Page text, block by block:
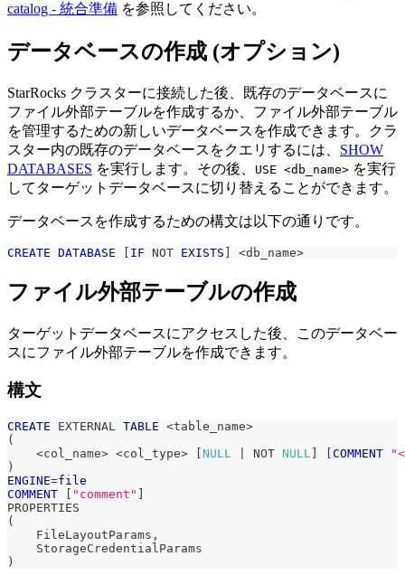
catalog - 統合準備 を参照してください。
データベースの作成 (オプション)
StarRocks クラスターに接続した後、既存のデータベースに
ファイル外部テーブルを作成するか、ファイル外部テーブル
を管理するための新しいデータベースを作成できます。クラ
スター内の既存のデータベースをクエリするには、 SHOW
DATABASES を実行します。その後、 USE <db_name> を実行
してターゲットデータベースに切り替えることができます。
データベースを作成するための構文は以下の通りです。
CREATE DATABASE IF NOT EXISTS <db_name>
ファイル外部テーブルの作成
ターゲットデータベースにアクセスした後、このデータベー
スにファイル外部テーブルを作成できます。
構文
CREATE EXTERNAL TABLE <table_name>
(
<col_name> <col_type> NULL NOT NULL COMMENT
)
ENGINE=file
COMMENT
"comment"
PROPERTIES
(
    FileLayoutParams
,
    StorageCredentialParams
)